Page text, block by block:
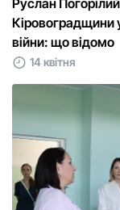
Кіровоградщини
війни: що відомо
14 квітня